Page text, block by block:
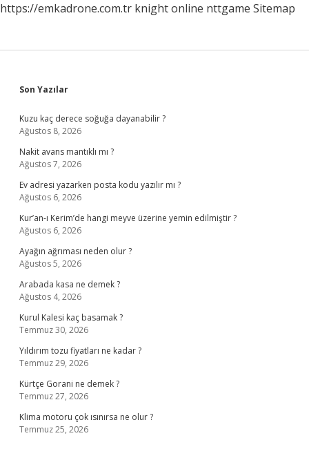
https://emkadrone.com.tr knight online nttgame Sitemap
Sidebar
Son Yazılar
Kuzu kaç derece soğuğa dayanabilir ?
Ağustos 8, 2026
Nakit avans mantıklı mı ?
Ağustos 7, 2026
Ev adresi yazarken posta kodu yazılır mı ?
Ağustos 6, 2026
Kur’an-ı Kerim’de hangi meyve üzerine yemin edilmiştir ?
Ağustos 6, 2026
Ayağın ağrıması neden olur ?
Ağustos 5, 2026
Arabada kasa ne demek ?
Ağustos 4, 2026
Kurul Kalesi kaç basamak ?
Temmuz 30, 2026
Yıldırım tozu fiyatları ne kadar ?
Temmuz 29, 2026
Kürtçe Gorani ne demek ?
Temmuz 27, 2026
Klima motoru çok ısınırsa ne olur ?
Temmuz 25, 2026